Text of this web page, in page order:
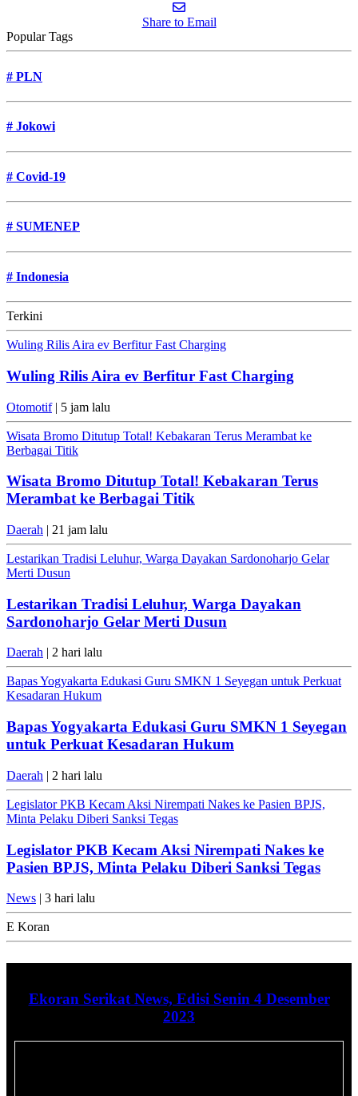
Share to Email
Popular Tags
# PLN
# Jokowi
# Covid-19
# SUMENEP
# Indonesia
Terkini
Wuling Rilis Aira ev Berfitur Fast Charging
Wuling Rilis Aira ev Berfitur Fast Charging
Otomotif| 5 jam lalu
Wisata Bromo Ditutup Total! Kebakaran Terus Merambat ke
Berbagai Titik
Wisata Bromo Ditutup Total! Kebakaran Terus
Merambat ke Berbagai Titik
Daerah | 21 jam lalu
Lestarikan Tradisi Leluhur, Warga Dayakan Sardonoharjo Gelar
Merti Dusun
Lestarikan Tradisi Leluhur, Warga Dayakan
Sardonoharjo Gelar Merti Dusun
Daerah | 2 hari lalu
Bapas Yogyakarta Edukasi Guru SMKN 1 Seyegan untuk Perkuat
Kesadaran Hukum
Bapas Yogyakarta Edukasi Guru SMKN 1 Seyegan
untuk Perkuat Kesadaran Hukum
Daerah | 2 hari lalu
Legislator PKB Kecam Aksi Nirempati Nakes ke Pasien BPJS,
Minta Pelaku Diberi Sanksi Tegas
Legislator PKB Kecam Aksi Nirempati Nakes ke
Pasien BPJS, Minta Pelaku Diberi Sanksi Tegas
News | 3 hari lalu
E Koran
Ekoran Serikat News, Edisi Senin 4 Desember
2023